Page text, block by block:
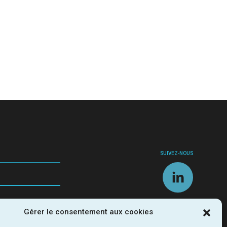
Gérer le consentement aux cookies
SUIVEZ-NOUS